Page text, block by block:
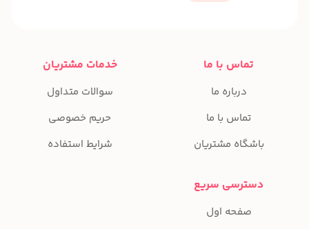
تماس با ما
درباره ما
تماس با ما
باشگاه مشتریان
خدمات مشتریان
سوالات متداول
حریم خصوصی
شرایط استفاده
دسترسی سریع
صفحه اول